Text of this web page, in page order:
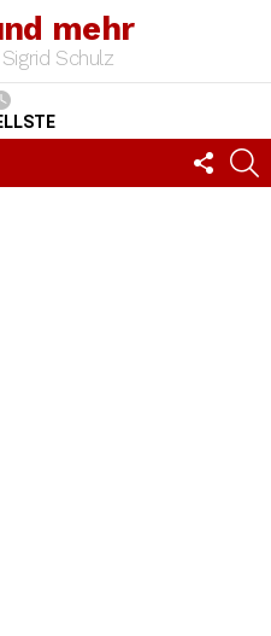
mehr
Schulz
US